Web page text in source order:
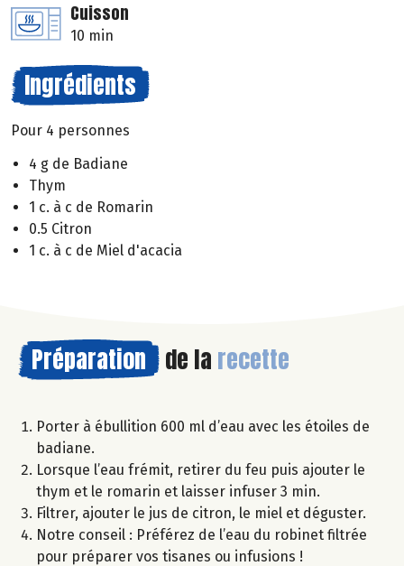
Cuisson
10 min
Ingrédients
Pour 4 personnes
4 g de Badiane
Thym
1 c. à c de Romarin
0.5 Citron
1 c. à c de Miel d'acacia
Préparation de la recette
Porter à ébullition 600 ml d’eau avec les étoiles de
badiane.
Lorsque l’eau frémit, retirer du feu puis ajouter le
thym et le romarin et laisser infuser 3 min.
Filtrer, ajouter le jus de citron, le miel et déguster.
Notre conseil : Préférez de l’eau du robinet filtrée
pour préparer vos tisanes ou infusions !